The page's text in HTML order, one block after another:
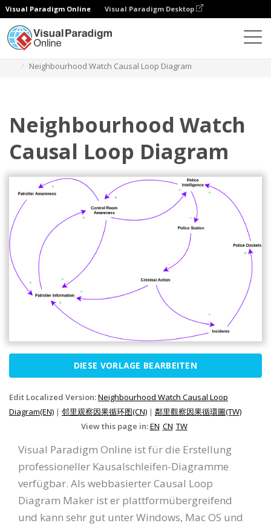
Visual Paradigm Online Visual Paradigm Desktop
Neighbourhood Watch Causal Loop Diagram
Neighbourhood Watch
Causal Loop Diagram
DIESE VORLAGE BEARBEITEN
Edit Localized Version:Neighbourhood Watch Causal Loop
Diagram(EN) | 邻里观察因果循环图(CN) | 鄰里觀察因果循環圖(TW)
View this page in:EN CN TW
Visual Paradigm Online ist für die Erstellung
professioneller Kausalschleifen-Diagramme
verfügbar. Als webbasierter Causal Loop
Diagram Maker ist er plattformübergreifend
und kann sehr gut unter Windows, Mac OS und